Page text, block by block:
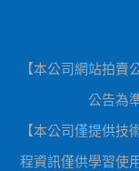
【本公司網站拍
公告為
【本公司僅提供
程資訊僅供學習使